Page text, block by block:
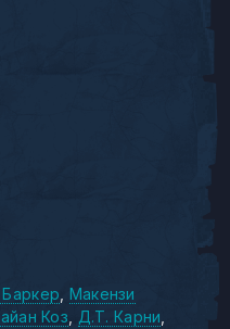
Макензи
Коз
Д.Т. Карни